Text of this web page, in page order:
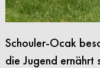
Schouler-Ocak
die Jugend ernährt